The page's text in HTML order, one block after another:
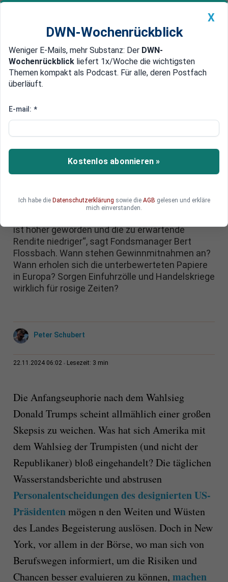
Newsticker MEIN DWN: Geldanlage Premium
Edelmetalle DWN-Magazin China
US-Aktien sind heiß gelaufen:
den europäischen Aktienmarkt in
den Blick nehmen
jüngsten Rekordjagd an den US-Börsen verlieren
ist höher geworden und die zu erwartende
Rendite niedriger“, sagt Fondsmanager Bert
Flossbach. Wann stehen Gewinnmitnahmen an?
Wann erholen sich die unterbewerteten Papiere
in Europa? Sorgen Einfuhrzölle und Handelskriege
wirklich für rosige Zeiten?
Peter Schubert
22.11.2024 06:02 Lesezeit: 3 min
Die Anfangseuphorie nach dem Wahlsieg
Donald Trumps scheint allmählich einer großen
Skepsis zu weichen. Was hat sich Amerika mit
dem Wahlsieg der Trumpisten (und nicht der
Republikaner) bloß eingehandelt? Die täglichen
Wasserstandsberichte und abstrusen
Personalentscheidungen des designierten US-
Präsidentenmögen n den Weiten und Wüsten
des Landes Begeisterung auslösen. Doch in New
York, vor allem in der Börse, wo man sich von
Berufswegen informiert, um die Risiken und
Chancen besser evaluieren zu können, machen
X
DWN-Wochenrückblick
Weniger E-Mails, mehr Substanz: Der DWN-
Wochenrückblick liefert 1x/Woche die wichtigsten
Themen kompakt als Podcast. Für alle, deren Postfach
überläuft.
E-mail: *
Kostenlos abonnieren »
Ich habe die Datenschutzerklärung sowie die AGB gelesen und erkläre
mich einverstanden.